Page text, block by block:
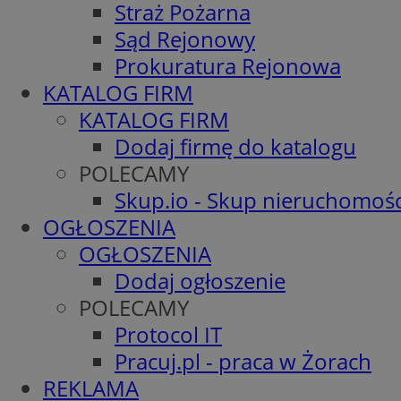
Straż Pożarna
Sąd Rejonowy
Prokuratura Rejonowa
KATALOG FIRM
KATALOG FIRM
Dodaj firmę do katalogu
POLECAMY
Skup.io - Skup
OGŁOSZENIA
OGŁOSZENIA
Dodaj ogłoszenie
POLECAMY
Protocol IT
Pracuj.pl - praca w Żorach
REKLAMA